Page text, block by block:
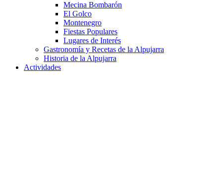
Mecina Bombarón
El Golco
Montenegro
Fiestas Populares
Lugares de Interés
Gastronomía y Recetas de la Alpujarra
Historia de la Alpujarra
Actividades